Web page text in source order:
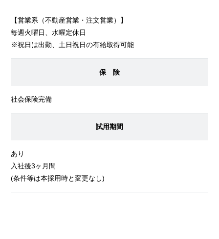
【営業系（不動産営業・注文営業）】
毎週火曜日、水曜定休日
※祝日は出勤、土日祝日の有給取得可能
保 険
社会保険完備
試用期間
あり
入社後3ヶ月間
(条件等は本採用時と変更なし)